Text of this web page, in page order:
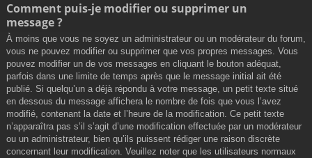
Comment puis-je modifier ou supprimer un
message ?
À moins que vous ne soyez un administrateur ou un modérateur du forum,
vous ne pouvez modifier ou supprimer que vos propres messages. Vous
pouvez modifier un de vos messages en cliquant le bouton adéquat,
parfois dans une limite de temps après que le message initial ait été
publié. Si quelqu’un a déjà répondu à votre message, un petit texte situé
en dessous du message affichera le nombre de fois que vous l’avez
modifié, contenant la date et l’heure de la modification. Ce petit texte
n’apparaîtra pas s’il s’agit d’une modification effectuée par un modérateur
ou un administrateur, bien qu’ils puissent rédiger une raison discrète
concernant leur modification. Veuillez noter que les utilisateurs normaux